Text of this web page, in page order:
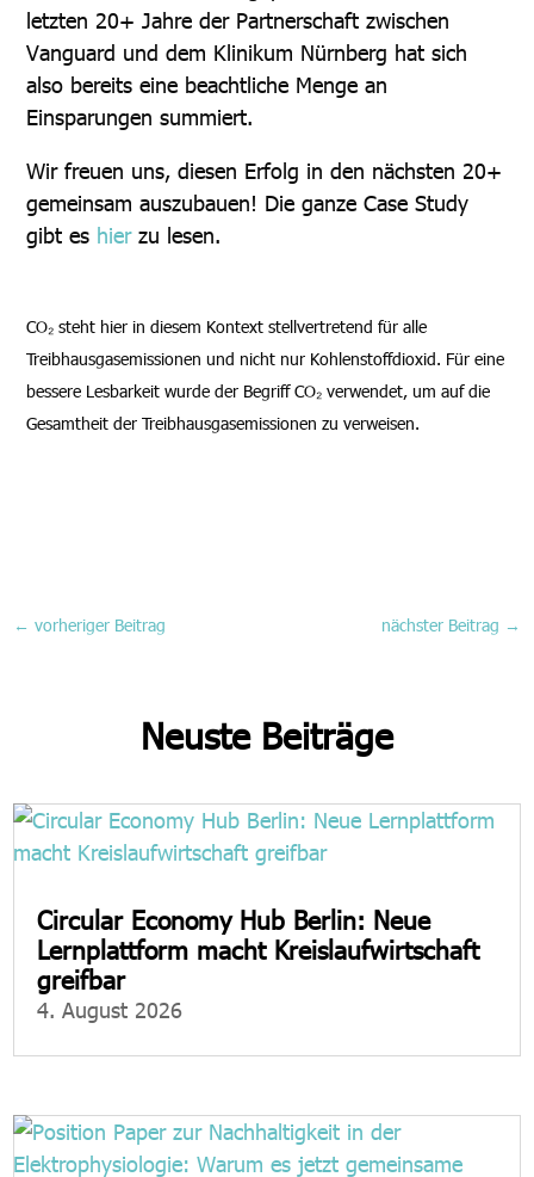
letzten 20+ Jahre der Partnerschaft zwischen
Vanguard und dem Klinikum Nürnberg hat sich
also bereits eine beachtliche Menge an
Einsparungen summiert.
Wir freuen uns, diesen Erfolg in den nächsten 20+
gemeinsam auszubauen! Die ganze Case Study
gibt es hierzu lesen.
CO₂ steht hier in diesem Kontext stellvertretend für alle
Treibhausgasemissionen und nicht nur Kohlenstoffdioxid. Für eine
bessere Lesbarkeit wurde der Begriff CO₂ verwendet, um auf die
Gesamtheit der Treibhausgasemissionen zu verweisen.
←vorheriger Beitrag nächster Beitrag →
Neuste Beiträge
Circular Economy Hub Berlin: Neue
Lernplattform macht Kreislaufwirtschaft
greifbar
4. August 2026